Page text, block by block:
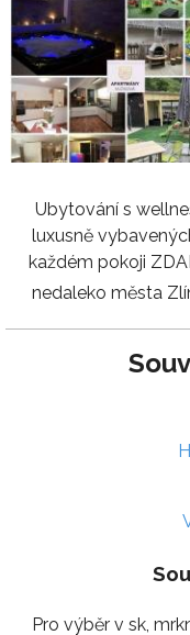
Ubytování s
luxusně
každém pokoji
nedaleko města
Pro výběr v sk,